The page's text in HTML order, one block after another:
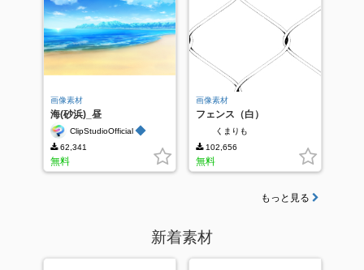
画像素材
海(砂浜)_昼
ClipStudioOfficial ◆
62,341
無料
画像素材
フェンス（白）
くまりも
102,656
無料
もっと見る
新着素材